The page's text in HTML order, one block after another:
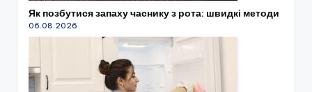
Як позбутися запаху часнику з рота: швидкі методи
06.08.2026